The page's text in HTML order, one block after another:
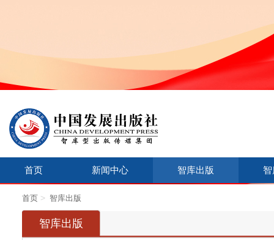
首页 新闻中心 智库出版
首页 > 智库出版
智库出版